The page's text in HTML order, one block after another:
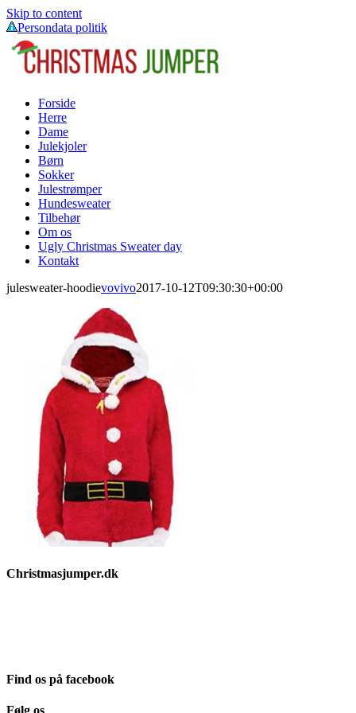
Skip to content
Persondata politik
Forside
Herre
Dame
Julekjoler
Børn
Sokker
Julestrømper
Hundesweater
Tilbehør
Om os
Ugly Christmas Sweater day
Kontakt
julesweater-hoodievovivo2017-10-12T09:30:30+00:00
Christmasjumper.dk
Find os på facebook
Følg os